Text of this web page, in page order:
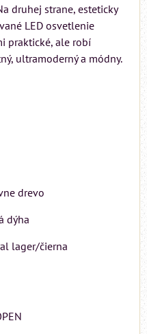
druhej strane, esteticky
LED osvetlenie
praktické, ale robí
ultramoderný a módny.
drevo
dýha
lager/čierna